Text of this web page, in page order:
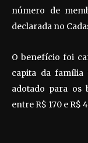
número de
declarada no
O benefício foi
capita da família
adotado para os
entre R$ 170 e R$